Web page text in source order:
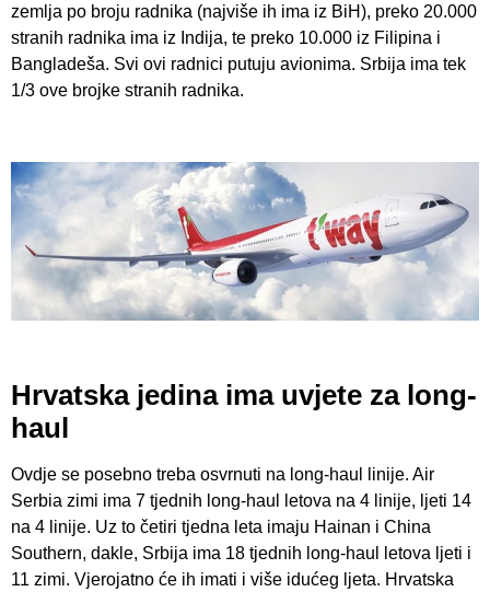
zemlja po broju radnika (najviše ih ima iz BiH), preko 20.000
stranih radnika ima iz Indija, te preko 10.000 iz Filipina i
Bangladeša. Svi ovi radnici putuju avionima. Srbija ima tek
1/3 ove brojke stranih radnika.
Hrvatska jedina ima uvjete za long-
haul
Ovdje se posebno treba osvrnuti na long-haul linije. Air
Serbia zimi ima 7 tjednih long-haul letova na 4 linije, ljeti 14
na 4 linije. Uz to četiri tjedna leta imaju Hainan i China
Southern, dakle, Srbija ima 18 tjednih long-haul letova ljeti i
11 zimi. Vjerojatno će ih imati i više idućeg ljeta. Hrvatska